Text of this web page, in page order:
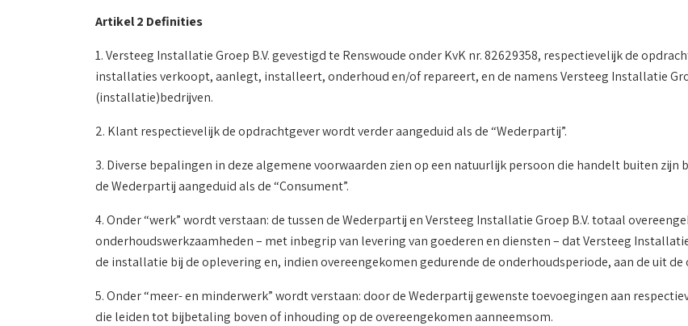
Artikel 2 Definities
1. Versteeg Installatie Groep B.V. gevestigd te Renswoude onder KvK nr. 82629358, respectievelijk de
installaties verkoopt, aanlegt, installeert, onderhoud en/of repareert, en de namens Versteeg Installatie
(installatie)bedrijven.
2. Klant respectievelijk de opdrachtgever wordt verder aangeduid als de “Wederpartij”.
3. Diverse bepalingen in deze algemene voorwaarden zien op een natuurlijk persoon die handelt buiten
de Wederpartij aangeduid als de “Consument”.
4. Onder “werk” wordt verstaan: de tussen de Wederpartij en Versteeg Installatie Groep B.V. totaal
onderhoudswerkzaamheden – met inbegrip van levering van goederen en diensten – dat Versteeg
de installatie bij de oplevering en, indien overeengekomen gedurende de onderhoudsperiode, aan de uit
5. Onder “meer- en minderwerk” wordt verstaan: door de Wederpartij gewenste toevoegingen aan
die leiden tot bijbetaling boven of inhouding op de overeengekomen aanneemsom.